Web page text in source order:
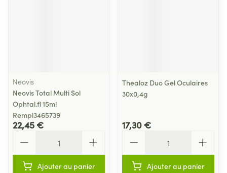
Neovis
Neovis Total Multi Sol
Ophtal.fl 15ml
Rempl3465739
22,45 €
Ajouter au panier
Thealoz Duo Gel Oculaires
30x0,4g
17,30 €
Ajouter au panier